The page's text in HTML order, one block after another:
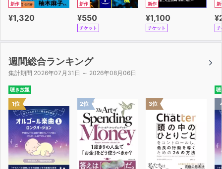
新作
¥1,320
新作
¥550
チケット
新作
¥1,100
チケット
新
チ
週間総合ランキング
集計期間 2026年07月31日 ～ 2026年08月06日
聴き放題
1位 2位 3位
聴